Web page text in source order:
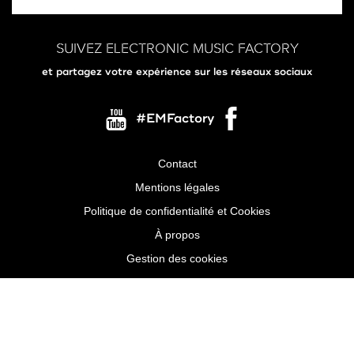
SUIVEZ ELECTRONIC MUSIC FACTORY
et partagez votre expérience sur les réseaux sociaux
#EMFactory
Contact
Mentions légales
Politique de confidentialité et Cookies
À propos
Gestion des cookies